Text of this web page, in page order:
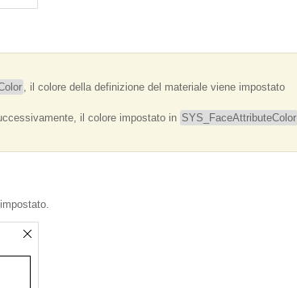
, il colore della definizione del materiale viene impostato
il colore impostato in SYS_FaceAttributeColor